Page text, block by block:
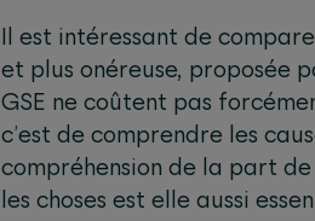
Il est intéressant de
et plus onéreuse, proposée
GSE ne coûtent pas
c’est de comprendre les
compréhension de la part
les choses est elle aussi